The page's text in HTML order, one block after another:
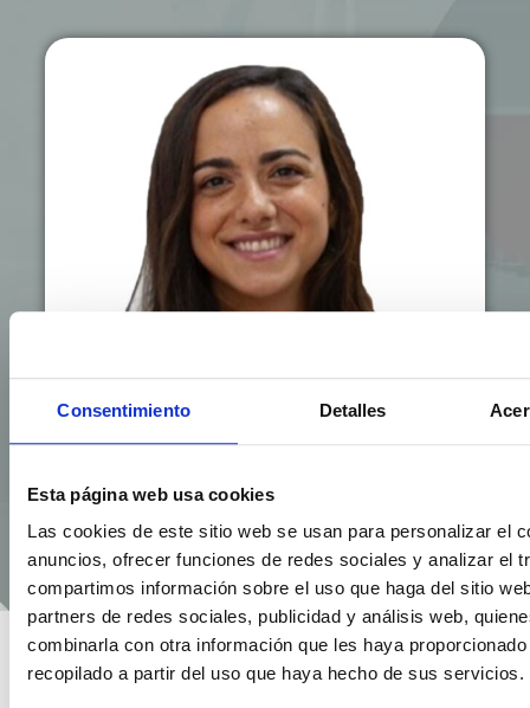
Consentimiento Detalles
Esta página web usa cookies
Las cookies de este sitio web se usan para personalizar el
anuncios, ofrecer funciones de redes sociales y analizar el
compartimos información sobre el uso que haga del sitio
partners de redes sociales, publicidad y análisis web,
combinarla con otra información que les haya
recopilado a partir del uso que haya hecho de sus servicios.
PROFESORA EN